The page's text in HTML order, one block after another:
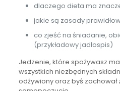
dlaczego dieta ma
jakie są zasady
co zjeść na śniadanie,
(przykładowy jadłospis)
Jedzenie, które spożywasz
wszystkich niezbędnych
odżywiony oraz byś